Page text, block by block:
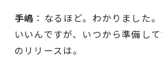
手嶋 ：なるほど。わかりました
いいんですが、いつから準備し
のリリースは。